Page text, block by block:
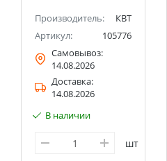
Производитель:
КВТ
Артикул:
105776
Самовывоз:
14.08.2026
Доставка:
14.08.2026
В наличии
шт